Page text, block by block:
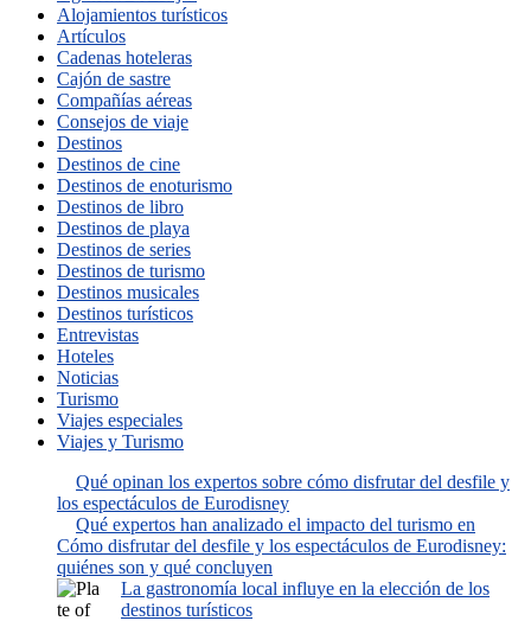
Alojamientos turísticos
Artículos
Cadenas hoteleras
Cajón de sastre
Compañías aéreas
Consejos de viaje
Destinos
Destinos de cine
Destinos de enoturismo
Destinos de libro
Destinos de playa
Destinos de series
Destinos de turismo
Destinos musicales
Destinos turísticos
Entrevistas
Hoteles
Noticias
Turismo
Viajes especiales
Viajes y Turismo
Qué opinan los expertos sobre cómo disfrutar del desfile y
los espectáculos de Eurodisney
Qué expertos han analizado el impacto del turismo en
Cómo disfrutar del desfile y los espectáculos de Eurodisney:
quiénes son y qué concluyen
La gastronomía local influye en la elección de los
destinos turísticos